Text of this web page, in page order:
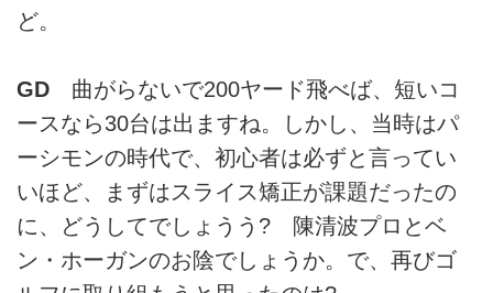
ど。
GD 曲がらないで200ヤード飛べば、短いコ
ースなら30台は出ますね。しかし、当時はパ
ーシモンの時代で、初心者は必ずと言ってい
いほど、まずはスライス矯正が課題だったの
に、どうしてでしょうう? 陳清波プロとベ
ン・ホーガンのお陰でしょうか。で、再びゴ